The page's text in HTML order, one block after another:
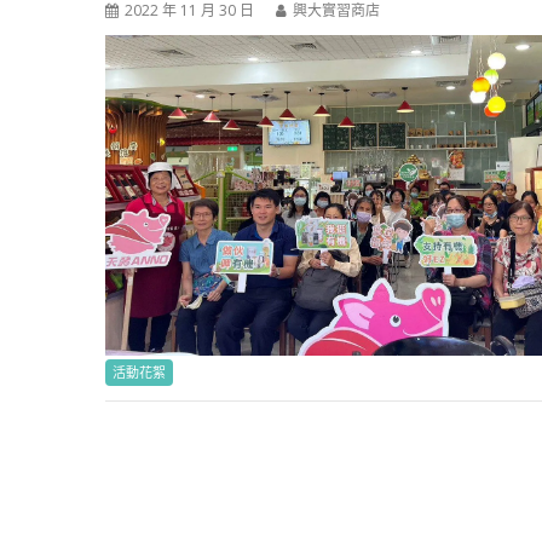
2022 年 11 月 30 日 興大實習商店
活動花絮